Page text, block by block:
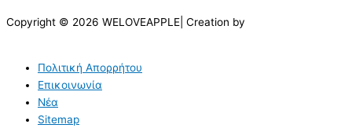
Copyright © 2026 WELOVEAPPLE| Creation by
Πολιτική Απορρήτου
Επικοινωνία
Νέα
Sitemap